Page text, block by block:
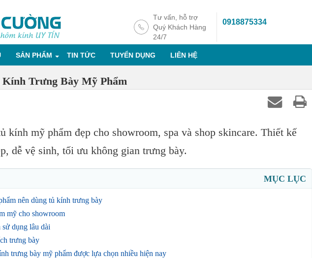
Tư vấn, hỗ trợ
Quý Khách Hàng
24/7
0918875334
SẢN PHẨM TIN TỨC TUYỂN DỤNG LIÊN HỆ
Trưng Bày Mỹ Phẩm
kính mỹ phẩm đẹp cho showroom, spa và shop skincare. Thiết kế
dễ vệ sinh, tối ưu không gian trưng bày.
MỤC LỤC
nên dùng tủ kính trưng bày
mỹ cho showroom
dụng lâu dài
trưng bày
trưng bày mỹ phẩm được lựa chọn nhiều hiện nay